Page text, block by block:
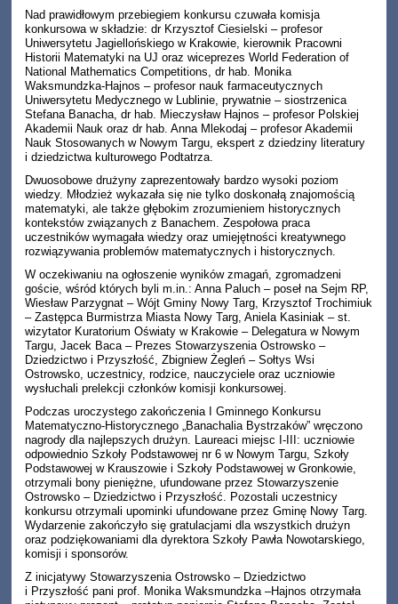
Nad prawidłowym przebiegiem konkursu czuwała komisja
konkursowa w składzie: dr Krzysztof Ciesielski – profesor
Uniwersytetu Jagiellońskiego w Krakowie, kierownik Pracowni
Historii Matematyki na UJ oraz wiceprezes World Federation of
National Mathematics Competitions, dr hab. Monika
Waksmundzka-Hajnos – profesor nauk farmaceutycznych
Uniwersytetu Medycznego w Lublinie, prywatnie – siostrzenica
Stefana Banacha, dr hab. Mieczysław Hajnos – profesor Polskiej
Akademii Nauk oraz dr hab. Anna Mlekodaj – profesor Akademii
Nauk Stosowanych w Nowym Targu, ekspert z dziedziny literatury
i dziedzictwa kulturowego Podtatrza.
Dwuosobowe drużyny zaprezentowały bardzo wysoki poziom
wiedzy. Młodzież wykazała się nie tylko doskonałą znajomością
matematyki, ale także głębokim zrozumieniem historycznych
kontekstów związanych z Banachem. Zespołowa praca
uczestników wymagała wiedzy oraz umiejętności kreatywnego
rozwiązywania problemów matematycznych i historycznych.
W oczekiwaniu na ogłoszenie wyników zmagań, zgromadzeni
goście, wśród których byli m.in.: Anna Paluch – poseł na Sejm RP,
Wiesław Parzygnat – Wójt Gminy Nowy Targ, Krzysztof Trochimiuk
– Zastępca Burmistrza Miasta Nowy Targ, Aniela Kasiniak – st.
wizytator Kuratorium Oświaty w Krakowie – Delegatura w Nowym
Targu, Jacek Baca – Prezes Stowarzyszenia Ostrowsko –
Dziedzictwo i Przyszłość, Zbigniew Żegleń – Sołtys Wsi
Ostrowsko, uczestnicy, rodzice, nauczyciele oraz uczniowie
wysłuchali prelekcji członków komisji konkursowej.
Podczas uroczystego zakończenia I Gminnego Konkursu
Matematyczno-Historycznego „Banachalia Bystrzaków” wręczono
nagrody dla najlepszych drużyn. Laureaci miejsc I-III: uczniowie
odpowiednio Szkoły Podstawowej nr 6 w Nowym Targu, Szkoły
Podstawowej w Krauszowie i Szkoły Podstawowej w Gronkowie,
otrzymali bony pieniężne, ufundowane przez Stowarzyszenie
Ostrowsko – Dziedzictwo i Przyszłość. Pozostali uczestnicy
konkursu otrzymali upominki ufundowane przez Gminę Nowy Targ.
Wydarzenie zakończyło się gratulacjami dla wszystkich drużyn
oraz podziękowaniami dla dyrektora Szkoły Pawła Nowotarskiego,
komisji i sponsorów.
Z inicjatywy Stowarzyszenia Ostrowsko – Dziedzictwo
i Przyszłość pani prof. Monika Waksmundzka –Hajnos otrzymała